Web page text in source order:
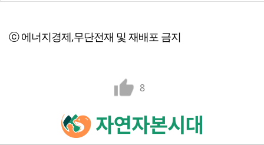
ⓒ 에너지경제,무단전재 및 재배포 금지
8